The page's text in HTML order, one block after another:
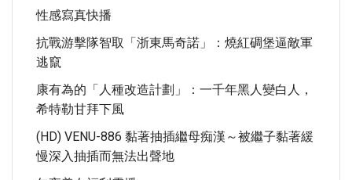
性感寫真快播
抗戰游擊隊智取「浙東馬奇諾」：燒紅碉堡逼敵軍
逃竄
康有為的「人種改造計劃」：一千年黑人變白人，
希特勒甘拜下風
(HD) VENU-886 黏著抽插繼母痴漢～被繼子黏著緩
慢深入抽插而無法出聲地